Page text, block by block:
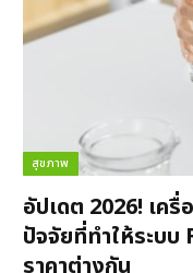
สุขภาพ
อัปเดต 2026! เครื่
ปัจจัยที่ทำให้ระ
ราคาต่างกัน